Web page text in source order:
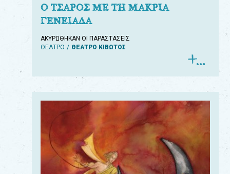
Ο ΤΣΑΡΟΣ ΜΕ ΤΗ ΜΑΚΡΙΑ
ΓΕΝΕΙΑΔΑ
ΑΚΥΡΩΘΗΚΑΝ ΟΙ ΠΑΡΑΣΤΑΣΕΙΣ
ΘΕΑΤΡΟ
ΘΕΑΤΡΟ ΚΙΒΩΤΟΣ